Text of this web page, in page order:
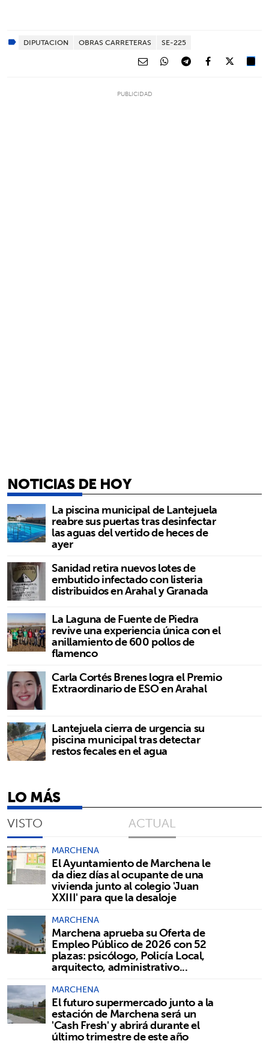
DIPUTACION OBRAS CARRETERAS SE-225
NOTICIAS DE HOY
La piscina municipal de Lantejuela
reabre sus puertas tras desinfectar
las aguas del vertido de heces de
ayer
Sanidad retira nuevos lotes de
embutido infectado con listeria
distribuidos en Arahal y Granada
La Laguna de Fuente de Piedra
revive una experiencia única con el
anillamiento de 600 pollos de
flamenco
Carla Cortés Brenes logra el Premio
Extraordinario de ESO en Arahal
Lantejuela cierra de urgencia su
piscina municipal tras detectar
restos fecales en el agua
LO MÁS
VISTO ACTUAL
MARCHENA
El Ayuntamiento de Marchena le
da diez días al ocupante de una
vivienda junto al colegio 'Juan
XXIII' para que la desaloje
MARCHENA
Marchena aprueba su Oferta de
Empleo Público de 2026 con 52
plazas: psicólogo, Policía Local,
arquitecto, administrativo...
MARCHENA
El futuro supermercado junto a la
estación de Marchena será un
'Cash Fresh' y abrirá durante el
último trimestre de este año